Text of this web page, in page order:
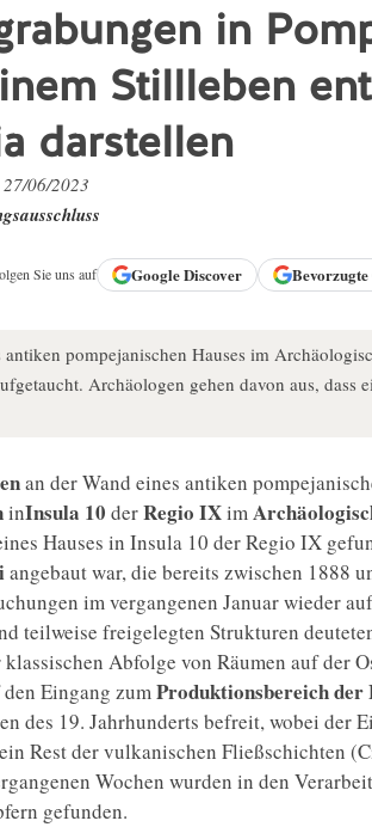
in
Stillleben
darstellen
06/2023
Sie uns auf GoogleDiscover
antiken pompejanischen Hauses im
Archäologen gehen davon aus, dass
an der Wand eines antiken
inInsula 10 derRegio IXim
Hauses in Insula 10 der Regio IX
angebaut war, die bereits zwischen 1888
im vergangenen Januar wieder
teilweise freigelegten Strukturen
Abfolge von Räumen auf der
Eingang zumProduktionsbereich der
des 19. Jahrhunderts befreit, wobei der
Rest der vulkanischen Fließschichten
Wochen wurden in den
gefunden.